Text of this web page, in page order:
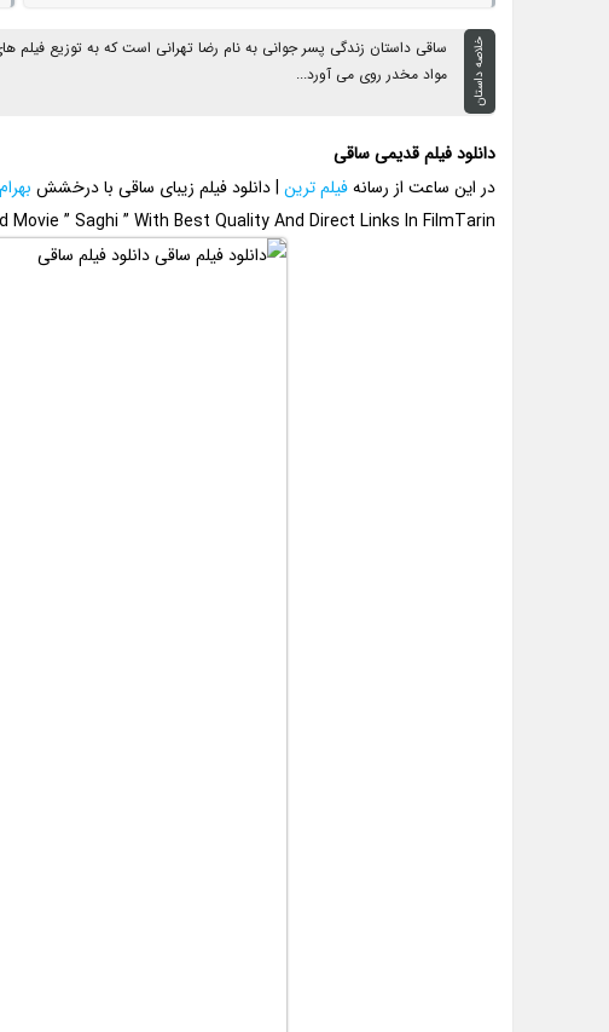
خلاصه داستان
ساقی داستان زندگی پسر جوانی به نام رضا تهرانی است که به توزیع
مواد مخدر روی می آورد...
دانلود فیلم قدیمی ساقی
در این ساعت از رسانهفیلم ترین | دانلود فیلم زیبای ساقی با درخشش
Movie ” Saghi ” With Best Quality And Direct Links In FilmTarin